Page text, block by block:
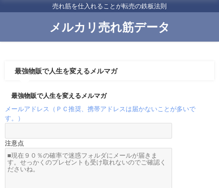
売れ筋を仕入れることが転売の鉄板法則
メルカリ売れ筋データ
最強物販で人生を変えるメルマガ
最強物販で人生を変えるメルマガ
メールアドレス（ＰＣ推奨、携帯アドレスは届かないことが多いで
す。）
注意点